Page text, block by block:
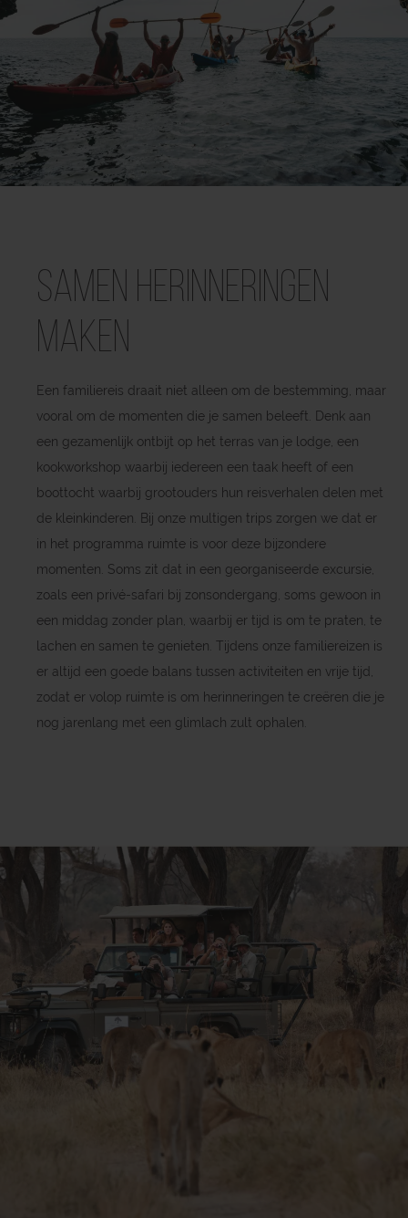
Samen herinneringen
maken
Een familiereis draait niet alleen om de bestemming, maar
vooral om de momenten die je samen beleeft. Denk aan
een gezamenlijk ontbijt op het terras van je lodge, een
kookworkshop waarbij iedereen een taak heeft of een
boottocht waarbij grootouders hun reisverhalen delen met
de kleinkinderen. Bij onze multigen trips zorgen we dat er
in het programma ruimte is voor deze bijzondere
momenten. Soms zit dat in een georganiseerde excursie,
zoals een privé-safari bij zonsondergang, soms gewoon in
een middag zonder plan, waarbij er tijd is om te praten, te
lachen en samen te genieten. Tijdens onze familiereizen is
er altijd een goede balans tussen activiteiten en vrije tijd,
zodat er volop ruimte is om herinneringen te creëren die je
nog jarenlang met een glimlach zult ophalen.